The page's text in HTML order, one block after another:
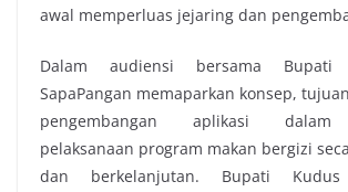
awal memperluas jejaring dan
Dalam audiensi bersama
SapaPangan memaparkan konsep,
pengembangan aplikasi dalam
pelaksanaan program makan bergizi
dan berkelanjutan. Bupati Kudus